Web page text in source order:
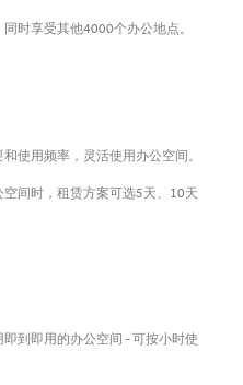
时享受其他4000个办公地点。
使用频率，灵活使用办公空间。
间时，租赁方案可选5天、10天
到即用的办公空间 - 可按小时使